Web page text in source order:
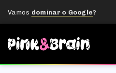
Vamos dominar o Google?